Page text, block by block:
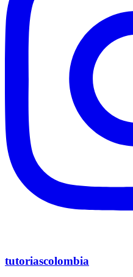
tutoriascolombia